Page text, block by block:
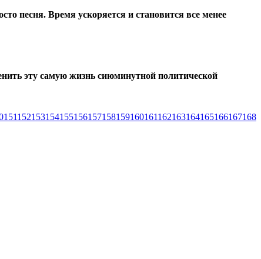
песня. Время ускоряется и становится все менее
эту самую жизнь сиюминутной политической
151152153154155156157158159160161162163164165166167168